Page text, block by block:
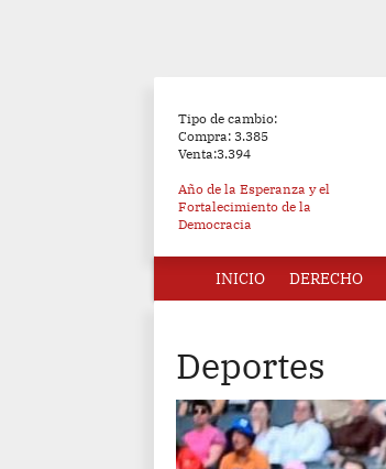
Tipo de cambio:
Compra: 3.385
Venta:3.394
Año de la Esperanza y el
Fortalecimiento de la
Democracia
INICIO DERECHO
Deportes